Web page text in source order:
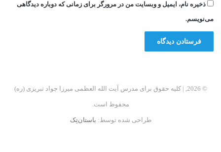
ذخیره نام، ایمیل و وبسایت من در مرورگر برای زمانی که دوباره دیدگاهی
می‌نویسم.
© 2026, | کلیه حقوق برای مدرس آیت الله العظمی میرزا جواد تبریزی (ره)
محفوظ است.
طراحی شده توسط: باستان‌تِک